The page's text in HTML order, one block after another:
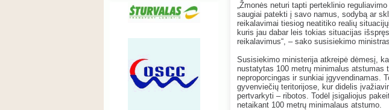
„Žmonės neturi tapti perteklinio
saugiai patekti į savo namus, sodybą ar
reikalavimai tiesiog neatitiko realių
kuris jau dabar leis tokias situacijas
reikalavimus“, – sako susisiekimo
Susisiekimo ministerija atkreipė dėmesį,
nustatytas 100 metrų minimalus atstumas
neproporcingas ir sunkiai įgyvendinamas.
gyvenviečių teritorijose, kur didelis
pertvarkyti – ribotos. Todėl įsigaliojus
netaikant 100 metrų minimalaus atstumo.